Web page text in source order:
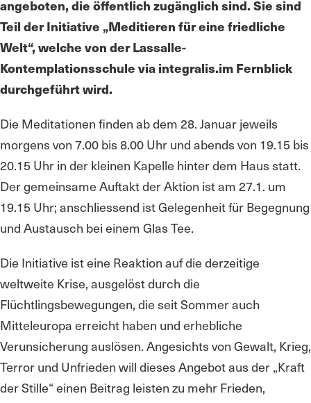
angeboten, die öffentlich zugänglich sind. Sie sind
Teil der Initiative „Meditieren für eine friedliche
Welt“, welche von der Lassalle-
Kontemplationsschule via integralis.im Fernblick
durchgeführt wird.
Die Meditationen finden ab dem 28. Januar jeweils
morgens von 7.00 bis 8.00 Uhr und abends von 19.15 bis
20.15 Uhr in der kleinen Kapelle hinter dem Haus statt.
Der gemeinsame Auftakt der Aktion ist am 27.1. um
19.15 Uhr; anschliessend ist Gelegenheit für Begegnung
und Austausch bei einem Glas Tee.
Die Initiative ist eine Reaktion auf die derzeitige
weltweite Krise, ausgelöst durch die
Flüchtlingsbewegungen, die seit Sommer auch
Mitteleuropa erreicht haben und erhebliche
Verunsicherung auslösen. Angesichts von Gewalt, Krieg,
Terror und Unfrieden will dieses Angebot aus der „Kraft
der Stille“ einen Beitrag leisten zu mehr Frieden,